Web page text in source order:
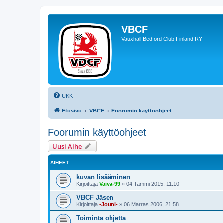
VBCF
Vauxhall Bedford Club Finland RY
UKK
Etusivu VBCF Foorumin käyttöohjeet
Foorumin käyttöohjeet
Uusi Aihe
AIHEET
kuvan lisääminen
Kirjoittaja Vaiva-99 » 04 Tammi 2015, 11:10
VBCF Jäsen
Kirjoittaja -Jouni- » 06 Marras 2006, 21:58
Toiminta ohjetta